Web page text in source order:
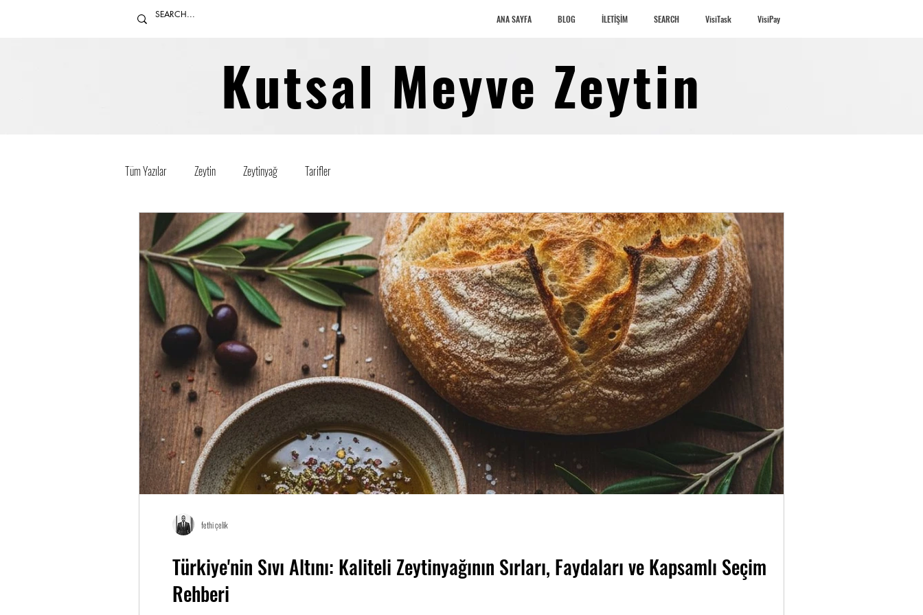
ANA SAYFA BLOG İLETİŞİM SEARCH VisiTask VisiPay
Kutsal Meyve Zeytin
Tüm Yazılar Zeytin Zeytinyağ Tarifler
Türkiye'nin Sıvı Altını: Kaliteli Zeytinyağının Sırları, Faydaları ve Kapsamlı Seçim
Rehberi
fethi çelik